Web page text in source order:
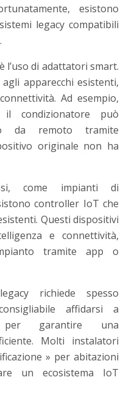
esistono
legacy compatibili
l’uso di adattatori smart.
apparecchi esistenti,
Ad esempio,
condizionatore può
da remoto tramite
originale non ha
come impianti di
controller IoT che
Questi dispositivi
e connettività,
tramite app o
richiede spesso
affidarsi a
per garantire una
Molti instalatori
» per abitazioni
un ecosistema IoT